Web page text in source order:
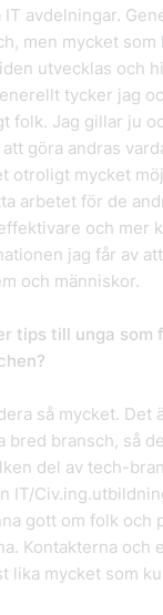
avdelningar.
men mycket som
utvecklas och
tycker jag
folk. Jag gillar ju
göra andras
otroligt mycket
arbetet för de
och mer
jag får av
och människor.
tips till unga som
så mycket. Det
bred bransch, så
del av tech-
IT/
gott om folk och
Kontakterna och
lika mycket som